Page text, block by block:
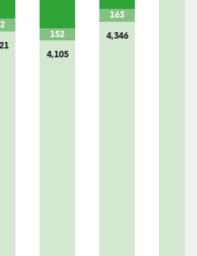
152
4,105
163
4,346